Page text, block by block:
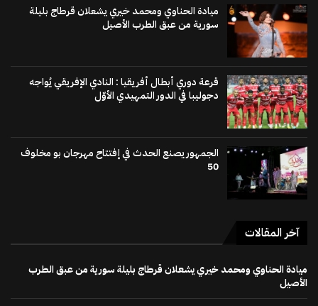
ميادة الحناوي ومحمد خيري يشعلان قرطاج بليلة
سورية من عبق الطرب الأصيل
قرعة دوري أبطال أفريقيا : النادي الإفريقي يُواجه
دجوليبا في الدور التمهيدي الأوّل
الجمهور يصنع الحدث في إفتتاح مهرجان بو مخلوف
50
آخر المقالات
ميادة الحناوي ومحمد خيري يشعلان قرطاج بليلة سورية من عبق الطرب
الأصيل